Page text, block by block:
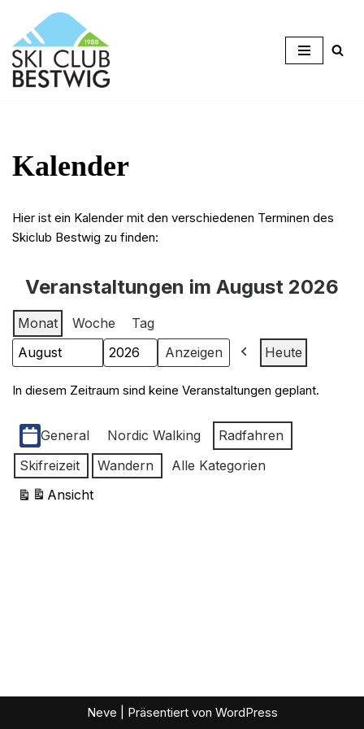
Zum
Inhalt
springen
Kalender
Hier ist ein Kalender mit den verschiedenen Terminen des
Skiclub Bestwig zu finden:
Veranstaltungen im August 2026
Monat Woche Tag
Monat
Jahr Zurück
Heute
In diesem Zeitraum sind keine Veranstaltungen geplant.
Kategorien
General Nordic Walking
Radfahren
Skifreizeit
Wandern
Alle Kategorien
Ansicht
ausdrucken
Neve | Präsentiert von WordPress